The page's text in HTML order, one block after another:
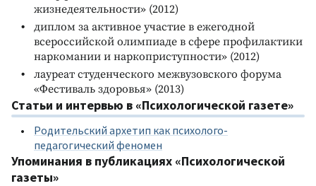
жизнедеятельности» (2012)
диплом за активное участие в ежегодной
всероссийской олимпиаде в сфере профилактики
наркомании и наркоприступности» (2012)
лауреат студенческого межвузовского форума
«Фестиваль здоровья» (2013)
Статьи и интервью в «Психологической газете»
Родительский архетип как психолого-
педагогический феномен
Упоминания в публикациях «Психологической
газеты»